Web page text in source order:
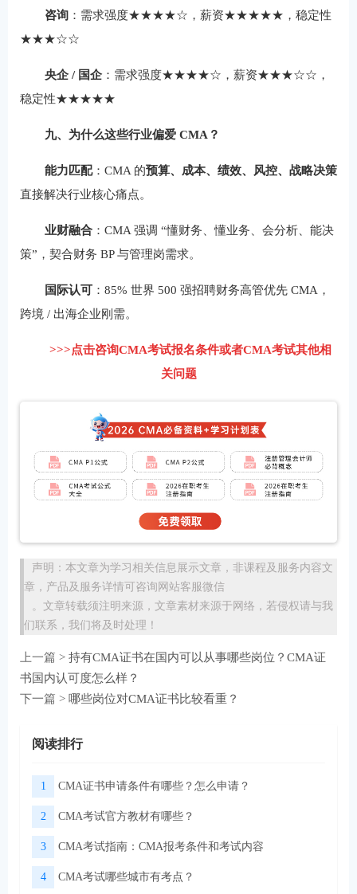
咨询：需求强度★★★★☆，薪资★★★★★，稳定性
★★★☆☆
央企 / 国企：需求强度★★★★☆，薪资★★★☆☆，
稳定性★★★★★
九、为什么这些行业偏爱 CMA？
能力匹配：CMA 的预算、成本、绩效、风控、战略决策
直接解决行业核心痛点。
业财融合：CMA 强调 “懂财务、懂业务、会分析、能决
策”，契合财务 BP 与管理岗需求。
国际认可：85% 世界 500 强招聘财务高管优先 CMA，
跨境 / 出海企业刚需。
>>>点击咨询CMA考试报名条件或者CMA考试其他相
关问题
声明：本文章为学习相关信息展示文章，非课程及服务内容文
章，产品及服务详情可咨询网站客服微信
。文章转载须注明来源，文章素材来源于网络，若侵权请与我
们联系，我们将及时处理！
上一篇 > 持有CMA证书在国内可以从事哪些岗位？CMA证
书国内认可度怎么样？
下一篇 > 哪些岗位对CMA证书比较看重？
阅读排行
1 CMA证书申请条件有哪些？怎么申请？
2 CMA考试官方教材有哪些？
3 CMA考试指南：CMA报考条件和考试内容
4 CMA考试哪些城市有考点？